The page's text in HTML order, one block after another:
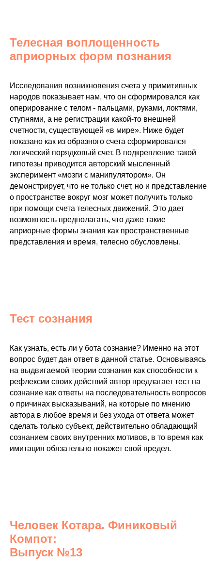
Телесная воплощенность
априорных форм познания
Исследования возникновения счета у примитивных
народов показывает нам, что он сформировался как
оперирование с телом - пальцами, руками, локтями,
ступнями, а не регистрации какой-то внешней
счетности, существующей «в мире». Ниже будет
показано как из образного счета сформировался
логический порядковый счет. В подкрепление такой
гипотезы приводится авторский мысленный
эксперимент «мозги с манипулятором». Он
демонстрирует, что не только счет, но и представление
о пространстве вокруг мозг может получить только
при помощи счета телесных движений. Это дает
возможность предполагать, что даже такие
априорные формы знания как пространственные
представления и время, телесно обусловлены.
Тест сознания
Как узнать, есть ли у бота сознание? Именно на этот
вопрос будет дан ответ в данной статье. Основываясь
на выдвигаемой теории сознания как способности к
рефлексии своих действий автор предлагает тест на
сознание как ответы на последовательность вопросов
о причинах высказываний, на которые по мнению
автора в любое время и без ухода от ответа может
сделать только субъект, действительно обладающий
сознанием своих внутренних мотивов, в то время как
имитация обязательно покажет свой предел.
Человек Котара. Финиковый
Компот:
Выпуск №13